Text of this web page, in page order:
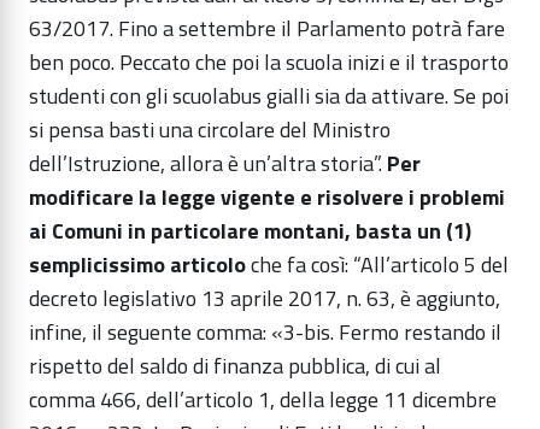
63/2017. Fino a settembre il Parlamento potrà fare
ben poco. Peccato che poi la scuola inizi e il trasporto
studenti con gli scuolabus gialli sia da attivare. Se poi
si pensa basti una circolare del Ministro
dell’Istruzione, allora è un’altra storia”.Per
modificare la legge vigente e risolvere i problemi
ai Comuni in particolare montani, basta un (1)
semplicissimo articoloche fa così: “All’articolo 5 del
decreto legislativo 13 aprile 2017, n. 63, è aggiunto,
infine, il seguente comma: «3-bis. Fermo restando il
rispetto del saldo di finanza pubblica, di cui al
comma 466, dell’articolo 1, della legge 11 dicembre